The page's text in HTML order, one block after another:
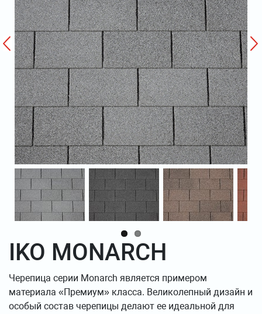
IKO MONARCH
Черепица серии Monarch является примером
материала «Премиум» класса. Великолепный дизайн и
особый состав черепицы делают ее идеальной для